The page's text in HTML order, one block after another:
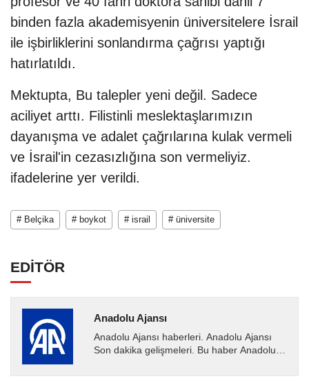
binden fazla akademisyenin üniversitelere İsrail
ile işbirliklerini sonlandırma çağrısı yaptığı
hatırlatıldı.
Mektupta, Bu talepler yeni değil. Sadece
aciliyet arttı. Filistinli meslektaşlarımızın
dayanışma ve adalet çağrılarına kulak vermeli
ve İsrail'in cezasızlığına son vermeliyiz.
ifadelerine yer verildi.
# Belçika # boykot # israil # üniversite
EDİTÖR
Anadolu Ajansı
Anadolu Ajansı haberleri. Anadolu Ajansı
Son dakika gelişmeleri. Bu haber Anadolu
Ajansı tarafından...